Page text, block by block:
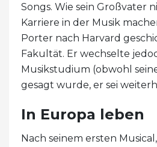
Songs. Wie sein Großvater
Karriere in der Musik
Porter nach Harvard
Fakultät. Er wechselte
Musikstudium (obwohl
gesagt wurde, er sei
In Europa leben
Nach seinem ersten Musical,